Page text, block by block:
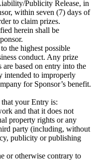
Publicity Release, in
within seven (7) days of
to claim prizes.
herein shall be
the highest possible
conduct. Any prize
are based on entry into the
intended to improperly
for Sponsor’s benefit.
your Entry is:
and that it does not
property rights or any
party (including, without
publicity or publishing
or otherwise contrary to